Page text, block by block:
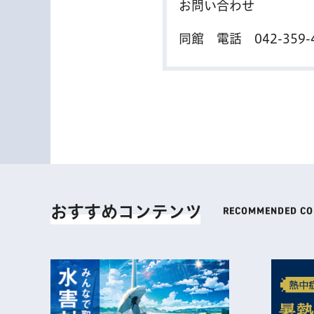
お問い合わせ
同館 電話 042-359-
おすすめコンテンツ